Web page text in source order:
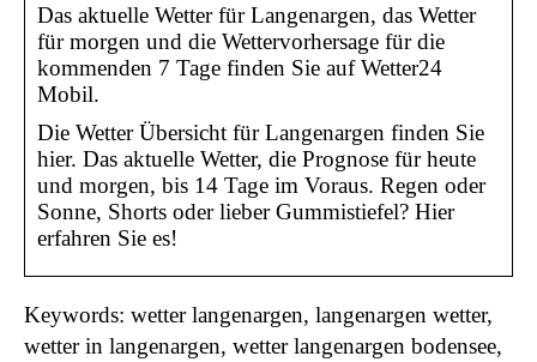
Das aktuelle Wetter für Langenargen, das Wetter
für morgen und die Wettervorhersage für die
kommenden 7 Tage finden Sie auf Wetter24
Mobil.
Die Wetter Übersicht für Langenargen finden Sie
hier. Das aktuelle Wetter, die Prognose für heute
und morgen, bis 14 Tage im Voraus. Regen oder
Sonne, Shorts oder lieber Gummistiefel? Hier
erfahren Sie es!
Keywords: wetter langenargen, langenargen wetter,
wetter in langenargen, wetter langenargen bodensee,